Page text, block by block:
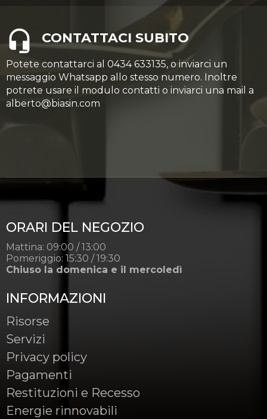
CONTATTACI SUBITO
Potete contattarci al 0434 633135, o inviarci un
messaggio Whatsapp allo stesso numero. Inoltre
potrete usare il modulo contatti o inviarci una mail a
alberto@biasin.com
ORARI DEL NEGOZIO
Mattina: 09:00 / 13:00
Pomeriggio: 15:30 / 19:30
Chiuso la domenica e il mercoledì
INFORMAZIONI
Risorse
Servizi
Privacy policy
Pagamenti
Restituzioni e Recesso
Energie rinnovabili